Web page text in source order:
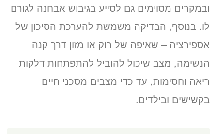
ובמקרים מסוימים גם לסייע בגיבוש אבחנה לגורם
לו. בנוסף, הבדיקה משמשת להערכת הסיכון של
אספירציה – שאיפה של רוק או מזון דרך קנה
הנשימה, מצב שיכול להוביל להתפתחות דלקות
ריאה וחסימות, עד כדי מצבים מסכני חיים
בקשישים ובילדים.